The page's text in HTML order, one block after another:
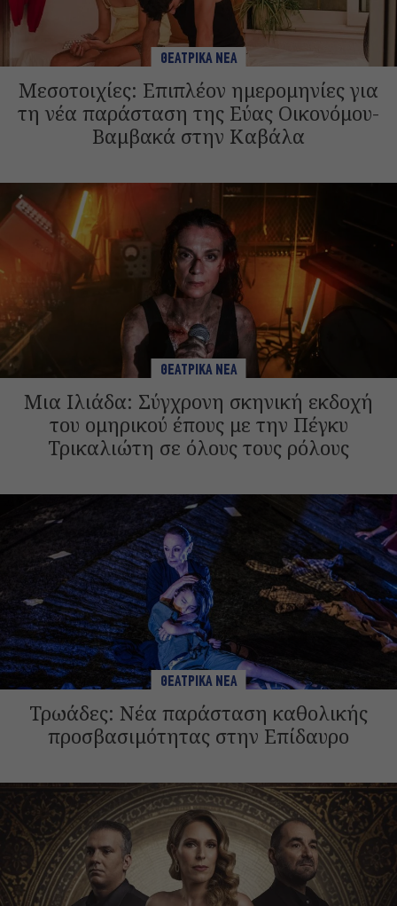
ΘΕΑΤΡΙΚΑ ΝΕΑ
Μεσοτοιχίες: Επιπλέον ημερομηνίες για
τη νέα παράσταση της Εύας Οικονόμου-
Βαμβακά στην Καβάλα
ΘΕΑΤΡΙΚΑ ΝΕΑ
Μια Ιλιάδα: Σύγχρονη σκηνική εκδοχή
του ομηρικού έπους με την Πέγκυ
Τρικαλιώτη σε όλους τους ρόλους
ΘΕΑΤΡΙΚΑ ΝΕΑ
Τρωάδες: Νέα παράσταση καθολικής
προσβασιμότητας στην Επίδαυρο